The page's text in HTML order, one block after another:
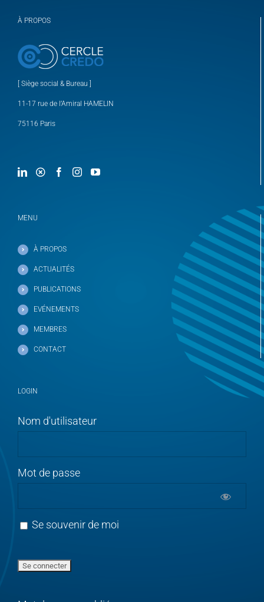
À PROPOS
[ Siège social & Bureau ]
11-17 rue de l’Amiral HAMELIN
75116 Paris
MENU
À PROPOS
ACTUALITÉS
PUBLICATIONS
EVÉNEMENTS
MEMBRES
CONTACT
LOGIN
Nom d'utilisateur
Mot de passe
Se souvenir de moi